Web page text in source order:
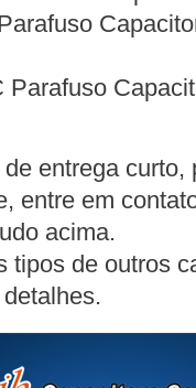
Parafuso
entrega
entre em
acima.
tipos de outros